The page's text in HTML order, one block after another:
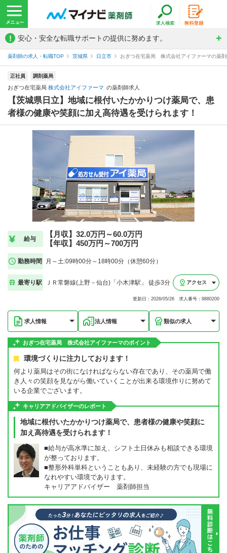
! 安心・安全な転職サポートの提供に努めます。
薬剤師の求人・転職TOP 茨城県 日立市 おぎつ在宅薬局 株式会社アイファーマの薬
正社員 調剤薬局
おぎつ在宅薬局 株式会社アイファーマ の薬剤師求人
【茨城県日立】地域に根付いたかかりつけ薬局で、患
者様の健康や笑顔に加え高待遇を受けられます！
給与
【月収】32.0万円～60.0万円
【年収】450万円～700万円
勤務時間 月～土:09時00分～18時00分（休憩60分）
最寄り駅 ＪＲ常磐線(上野－仙台)「小木津駅」 徒歩3分 アクセス
更新日：2026/05/26 求人番号：9880200
求人情報 法人情報 類似の求人
おぎつ在宅薬局 株式会社アイファーマのポイント
環境づくりに注力しております！
何より薬局はその街になければならない存在であり、その薬局で働
き人々の笑顔を見ながら働いていくことが出来る環境作りに努めて
いる企業でございます。
キャリアアドバイザーのレポート
地域に根付いたかかりつけ薬局で、患者様の健康や笑顔に
加え高待遇を受けられます！
■給与が高水準に加え、シフト土日休みも相談できる環境
が整っております。
■整形外科単科ということもあり、未経験の方でも現場に
なれやすい環境であります。
キャリアアドバイザー 薬剤師担当